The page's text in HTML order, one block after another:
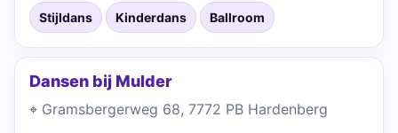
Stijldans Kinderdans Ballroom
Dansen bij Mulder
Gramsbergerweg 68, 7772 PB Hardenberg